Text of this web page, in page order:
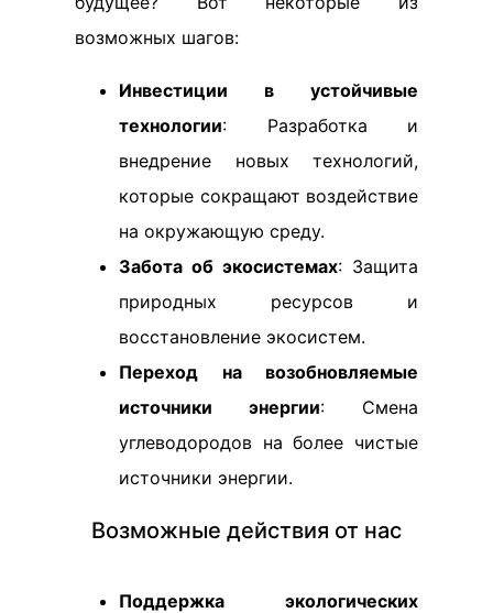
возможных шагов:
Инвестиции в устойчивые
технологии: Разработка и
внедрение новых технологий,
которые сокращают воздействие
на окружающую среду.
Забота об экосистемах: Защита
природных ресурсов и
восстановление экосистем.
Переход на возобновляемые
источники энергии: Смена
углеводородов на более чистые
источники энергии.
Возможные действия от нас
Поддержка экологических